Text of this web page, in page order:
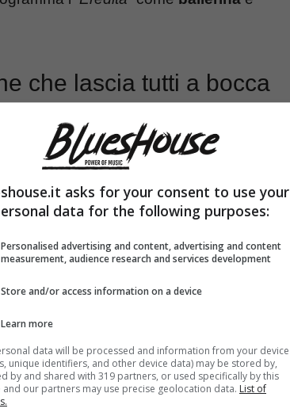
che lascia tutti a bocca
asks for your consent to use your
data for the following purposes:
Personalised advertising and content, advertising and content
measurement, audience research and services development
Store and/or access information on a device
Learn more
data will be processed and information from your device
unique identifiers, and other device data) may be stored by,
by and shared with 319 partners, or used specifically by this
and our partners may use precise geolocation data. List of